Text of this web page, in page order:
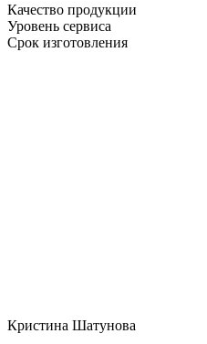
Качество продукции
Уровень сервиса
Срок изготовления
Кристина Шатунова